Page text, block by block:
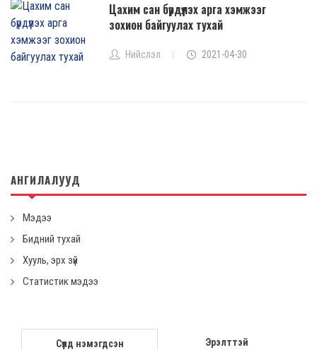
Цахим сан бүрдүүлэх арга хэмжээг
зохион байгуулах тухай
Нийслэл 2021-04-30
АНГИЛАЛУУД
Мэдээ
Бидний тухай
Хууль, эрх зүй
Статистик мэдээ
Сүүлд нэмэгдсэн Эрэлттэй